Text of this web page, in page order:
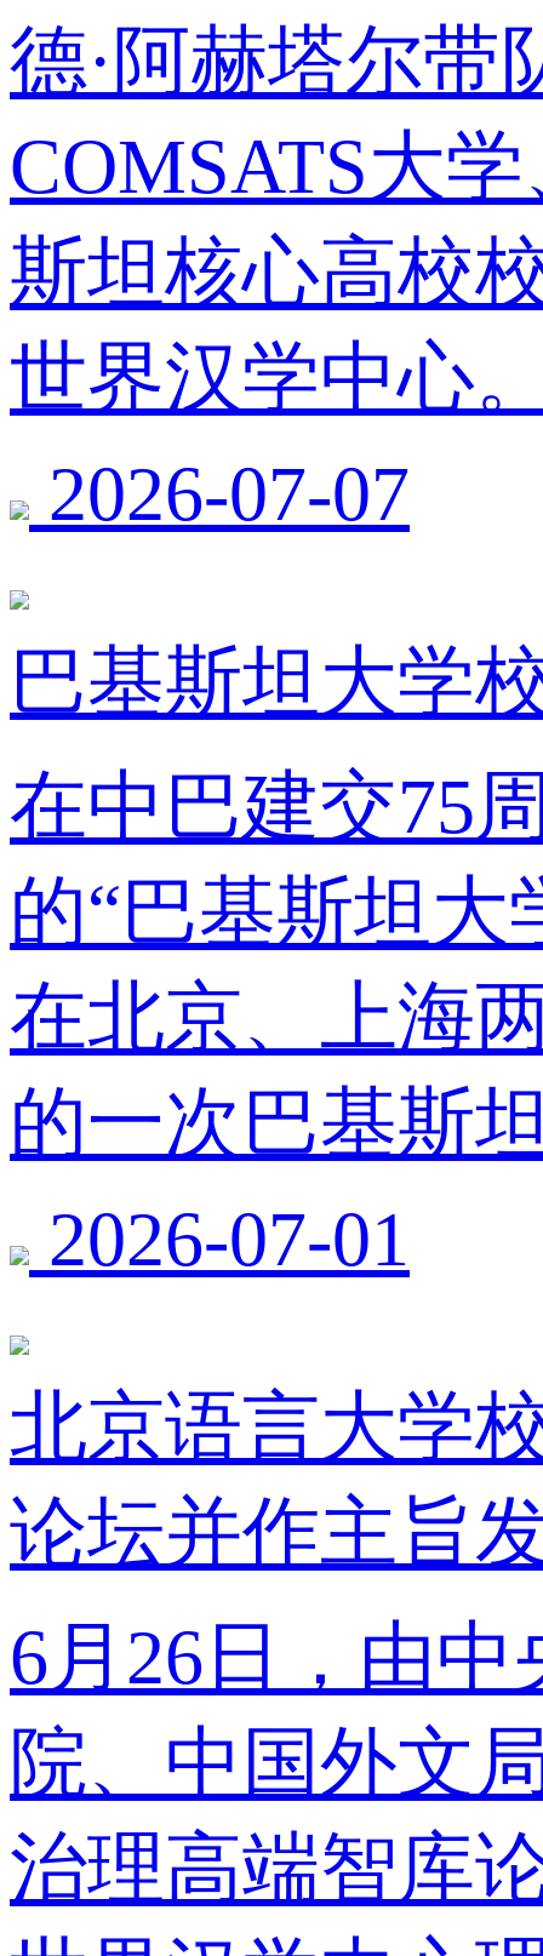
德·阿赫塔尔带
COMSATS大
斯坦核心高校
世界汉学中心
2026-07-07
巴基斯坦大学
在中巴建交75
的“巴基斯坦大
在北京、上海
的一次巴基斯
2026-07-01
北京语言大学
论坛并作主旨
6月26日，由
院、中国外文
治理高端智库